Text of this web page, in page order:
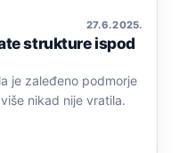
27. 6. 2025.
strukture ispod
je zaleđeno podmorje
nikad nije vratila.